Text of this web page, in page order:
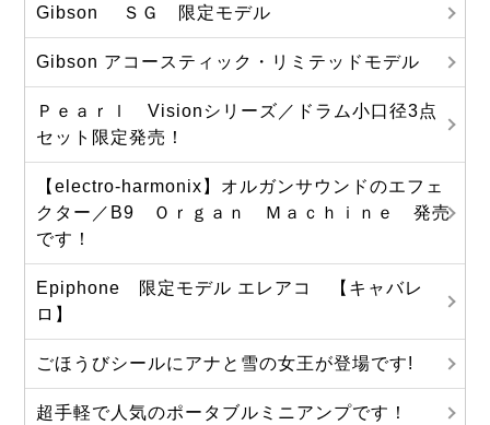
Gibson ＳＧ 限定モデル
Gibson アコースティック・リミテッドモデル
Ｐｅａｒｌ Visionシリーズ／ドラム小口径3点
セット限定発売！
【electro-harmonix】オルガンサウンドのエフェ
クター／B9 Ｏｒｇａｎ Ｍａｃｈｉｎｅ 発売
です！
Epiphone 限定モデル エレアコ 【キャバレ
ロ】
ごほうびシールにアナと雪の女王が登場です!
超手軽で人気のポータブルミニアンプです！